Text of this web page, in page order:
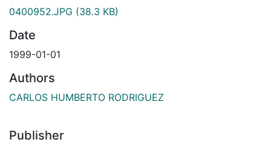
0400952.JPG (38.3 KB)
Date
1999-01-01
Authors
CARLOS HUMBERTO RODRIGUEZ
Publisher